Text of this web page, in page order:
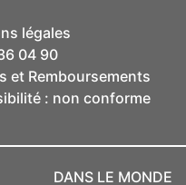
légales
04 90
et Remboursements
: non conforme
DANS LE MONDE